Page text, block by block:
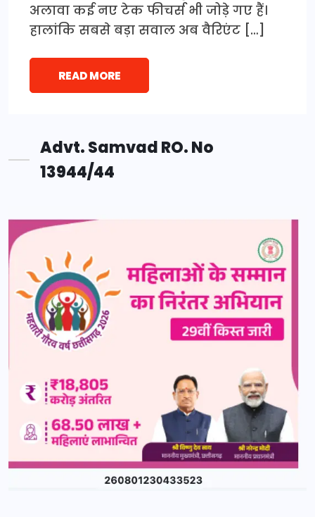
अलावा कई नए टेक फीचर्स भी जोड़े गए हैं।
हालांकि सबसे बड़ा सवाल अब वैरिएंट […]
READ MORE
Advt. Samvad RO. No
13944/44